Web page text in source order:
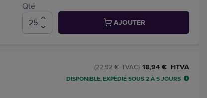
Qté
AJOUTER
18,94 € HTVA
(22,92 € TVAC)
DISPONIBLE, EXPÉDIÉ SOUS 2 À 5 JOURS